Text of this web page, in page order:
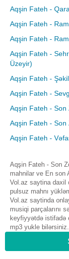
Aqşin Fateh -
Aqşin Fateh -
Aqşin Fateh -
Aqşin Fateh -
Üzeyir)
Aqşin Fateh -
Aqşin Fateh -
Aqşin Fateh - Son
Aqşin Fateh - Son
Aqşin Fateh -
Aqşin Fateh - Son
mahnilar ve En son
Vol.az saytina daxil
pulsuz mahnı
Vol.az saytinda
musiqi parçalarını
keyfiyyətdə istifadə
mp3 yukle bilərsiniz.